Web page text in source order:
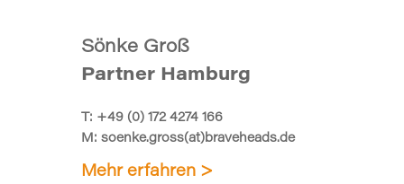
Sönke Groß
Partner Hamburg
T: +49 (0) 172 4274 166
M: soenke.gross(at)braveheads.de
Mehr erfahren >